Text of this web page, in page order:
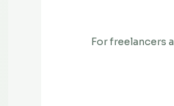
For freelancers